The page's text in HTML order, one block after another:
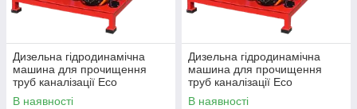
Дизельна гідродинамічна
машина для прочищення
труб каналізації Eco
1002575DS
В наявності
Дизельна гідродинамічна
машина для прочищення
труб каналізації Eco
1302075DS
В наявності